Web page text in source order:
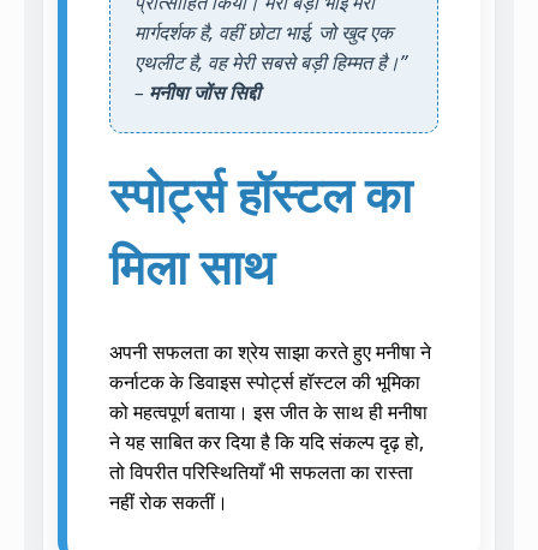
मार्गदर्शक है, वहीं छोटा भाई, जो खुद एक
एथलीट है, वह मेरी सबसे बड़ी हिम्मत है।”
– मनीषा जोंस सिद्दी
स्पोर्ट्स हॉस्टल का
मिला साथ
अपनी सफलता का श्रेय साझा करते हुए मनीषा ने
कर्नाटक के डिवाइस स्पोर्ट्स हॉस्टल की भूमिका
को महत्वपूर्ण बताया। इस जीत के साथ ही मनीषा
ने यह साबित कर दिया है कि यदि संकल्प दृढ़ हो,
तो विपरीत परिस्थितियाँ भी सफलता का रास्ता
नहीं रोक सकतीं।